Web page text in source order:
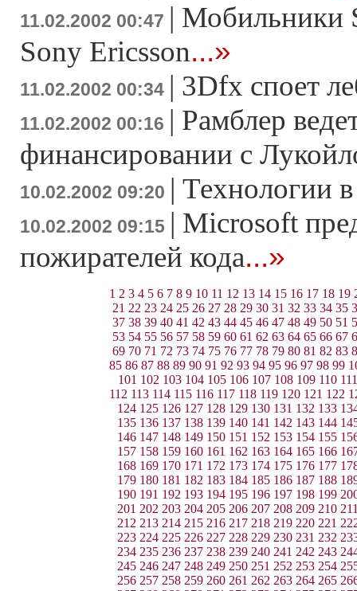
11.02.2002 00:47 | Мобильники
Sony Ericsson...»
11.02.2002 00:34 | 3Dfx споет
11.02.2002 00:16 | Рамблер
финансировании с
10.02.2002 09:20 | Технологии
10.02.2002 09:15 | Microsoft
пожирателей кода...»
1 2 3 4 5 6 7 8 9 10 11 12 13 14 15 16 17 18 19
21 22 23 24 25 26 27 28 29 30 31 32 33 34 35
37 38 39 40 41 42 43 44 45 46 47 48 49 50 51
53 54 55 56 57 58 59 60 61 62 63 64 65 66 67
69 70 71 72 73 74 75 76 77 78 79 80 81 82 83
85 86 87 88 89 90 91 92 93 94 95 96 97 98 99
101 102 103 104 105 106 107 108 109 110 111
112 113 114 115 116 117 118 119 120 121 122
124 125 126 127 128 129 130 131 132 133
135 136 137 138 139 140 141 142 143 144
146 147 148 149 150 151 152 153 154 155
157 158 159 160 161 162 163 164 165 166
168 169 170 171 172 173 174 175 176 177
179 180 181 182 183 184 185 186 187 188
190 191 192 193 194 195 196 197 198 199
201 202 203 204 205 206 207 208 209 210
212 213 214 215 216 217 218 219 220 221
223 224 225 226 227 228 229 230 231 232
234 235 236 237 238 239 240 241 242 243
245 246 247 248 249 250 251 252 253 254
256 257 258 259 260 261 262 263 264 265